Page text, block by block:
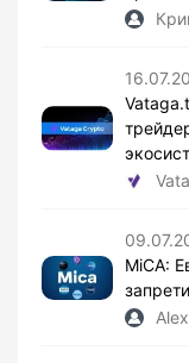
MiCA: